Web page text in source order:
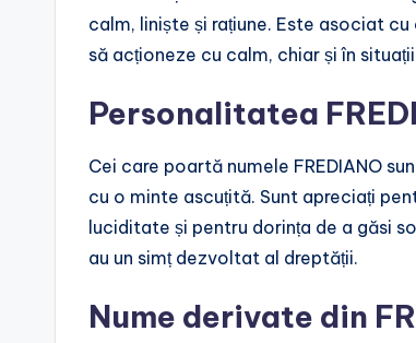
calm, liniște și rațiune. Este asociat
să acționeze cu calm, chiar și în
Personalitatea
Cei care poartă numele FREDIANO
cu o minte ascuțită. Sunt apreciați
luciditate și pentru dorința de a găsi
au un simț dezvoltat al dreptății.
Nume derivate din